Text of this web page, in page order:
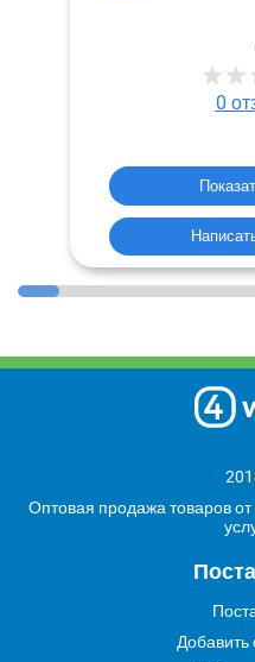
0
Оптовая продажа товаров
Добавить